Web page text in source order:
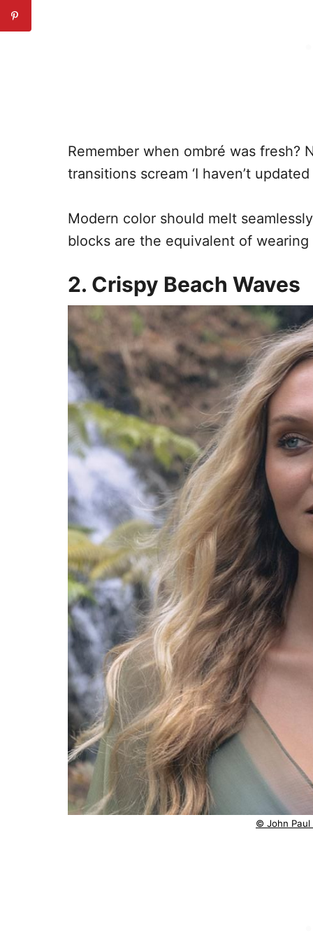
Remember when ombré was fresh?
transitions scream ‘I haven’t
Modern color should melt
blocks are the equivalent of
2. Crispy Beach Waves
© John Paul